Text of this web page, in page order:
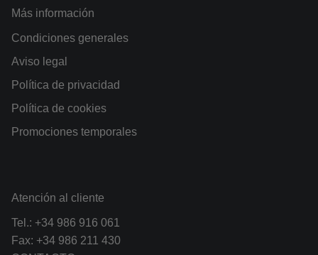
Más información
Condiciones generales
Aviso legal
Política de privacidad
Política de cookies
Promociones temporales
Atención al cliente
Tel.: +34 986 916 061
Fax: +34 986 211 430